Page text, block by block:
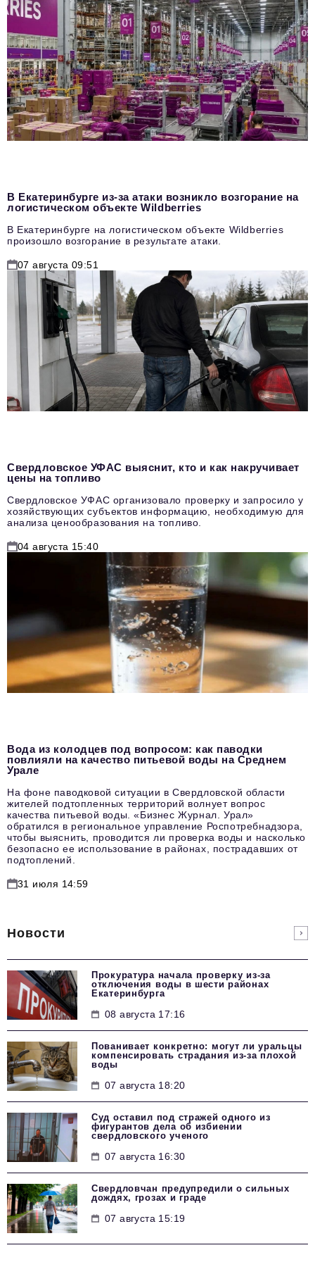
В Екатеринбурге из-за атаки возникло возгорание на
логистическом объекте Wildberries
В Екатеринбурге на логистическом объекте Wildberries
произошло возгорание в результате атаки.
07 августа 09:51
Свердловское УФАС выяснит, кто и как накручивает
цены на топливо
Свердловское УФАС организовало проверку и запросило у
хозяйствующих субъектов информацию, необходимую для
анализа ценообразования на топливо.
04 августа 15:40
Вода из колодцев под вопросом: как паводки
повлияли на качество питьевой воды на Среднем
Урале
На фоне паводковой ситуации в Свердловской области
жителей подтопленных территорий волнует вопрос
качества питьевой воды. «Бизнес Журнал. Урал»
обратился в региональное управление Роспотребнадзора,
чтобы выяснить, проводится ли проверка воды и насколько
безопасно ее использование в районах, пострадавших от
подтоплений.
31 июля 14:59
Новости
Прокуратура начала проверку из-за
отключения воды в шести районах
Екатеринбурга
08 августа 17:16
Пованивает конкретно: могут ли уральцы
компенсировать страдания из-за плохой
воды
07 августа 18:20
Суд оставил под стражей одного из
фигурантов дела об избиении
свердловского ученого
07 августа 16:30
Свердловчан предупредили о сильных
дождях, грозах и граде
07 августа 15:19